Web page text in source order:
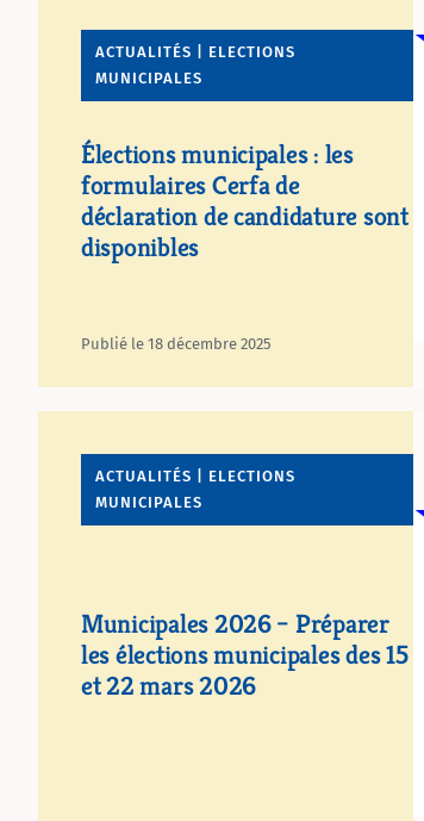
ACTUALITÉS | ELECTIONS
MUNICIPALES
Élections municipales : les
formulaires Cerfa de
déclaration de candidature sont
disponibles
Publié le 18 décembre 2025
ACTUALITÉS | ELECTIONS
MUNICIPALES
Municipales 2026 – Préparer
les élections municipales des 15
et 22 mars 2026